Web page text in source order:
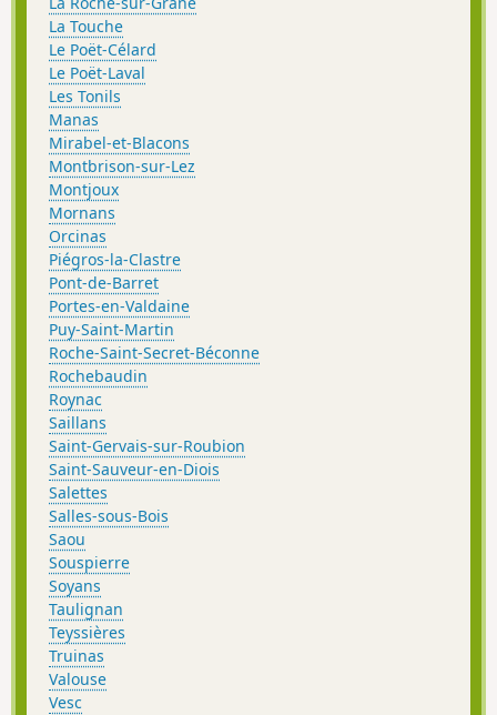
La Touche
Le Poët-Célard
Le Poët-Laval
Les Tonils
Manas
Mirabel-et-Blacons
Montbrison-sur-Lez
Montjoux
Mornans
Orcinas
Piégros-la-Clastre
Pont-de-Barret
Portes-en-Valdaine
Puy-Saint-Martin
Roche-Saint-Secret-Béconne
Rochebaudin
Roynac
Saillans
Saint-Gervais-sur-Roubion
Saint-Sauveur-en-Diois
Salettes
Salles-sous-Bois
Saou
Souspierre
Soyans
Taulignan
Teyssières
Truinas
Valouse
Vesc